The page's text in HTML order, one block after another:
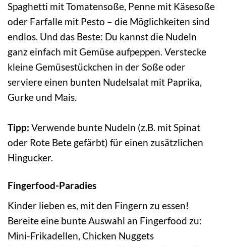
Spaghetti mit Tomatensoße, Penne mit Käsesoße
oder Farfalle mit Pesto – die Möglichkeiten sind
endlos. Und das Beste: Du kannst die Nudeln
ganz einfach mit Gemüse aufpeppen. Verstecke
kleine Gemüsestückchen in der Soße oder
serviere einen bunten Nudelsalat mit Paprika,
Gurke und Mais.
Tipp: Verwende bunte Nudeln (z.B. mit Spinat
oder Rote Bete gefärbt) für einen zusätzlichen
Hingucker.
Fingerfood-Paradies
Kinder lieben es, mit den Fingern zu essen!
Bereite eine bunte Auswahl an Fingerfood zu:
Mini-Frikadellen, Chicken Nuggets